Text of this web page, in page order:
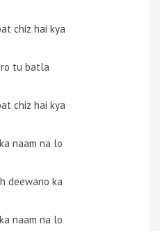
chiz hai kya
tu batla
chiz hai kya
naam na lo
deewano ka
naam na lo